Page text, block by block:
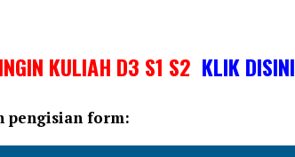
KULIAH D3 S1 S2 KLIK DISINI
pengisian form: